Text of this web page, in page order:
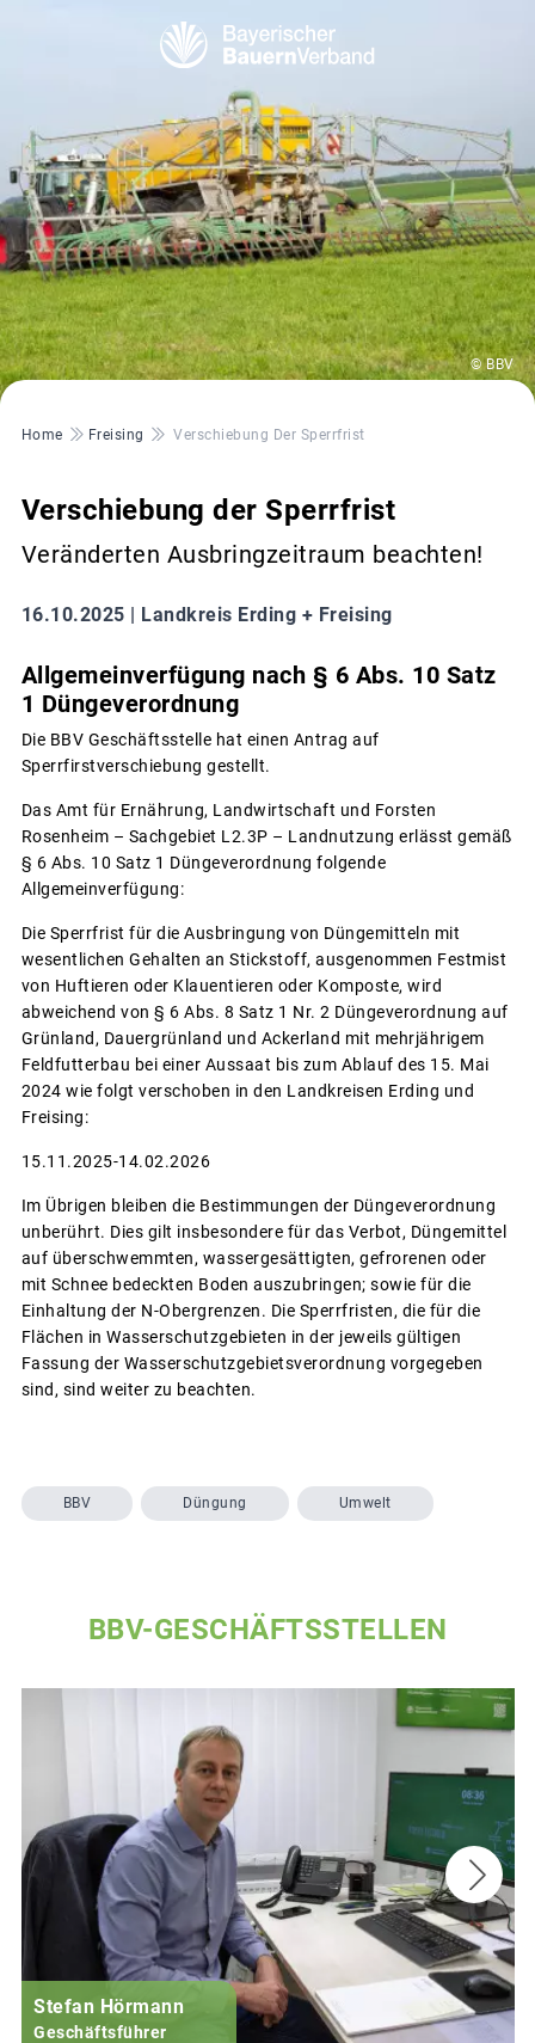
© BBV
Pfadnavigation
Home Freising Verschiebung Der Sperrfrist
Verschiebung der Sperrfrist
Veränderten Ausbringzeitraum beachten!
16.10.2025 | Landkreis Erding + Freising
Allgemeinverfügung nach § 6 Abs. 10 Satz
1 Düngeverordnung
Die BBV Geschäftsstelle hat einen Antrag auf
Sperrfirstverschiebung gestellt.
Das Amt für Ernährung, Landwirtschaft und Forsten
Rosenheim – Sachgebiet L2.3P – Landnutzung erlässt gemäß
§ 6 Abs. 10 Satz 1 Düngeverordnung folgende
Allgemeinverfügung:
Die Sperrfrist für die Ausbringung von Düngemitteln mit
wesentlichen Gehalten an Stickstoff, ausgenommen Festmist
von Huftieren oder Klauentieren oder Komposte, wird
abweichend von § 6 Abs. 8 Satz 1 Nr. 2 Düngeverordnung auf
Grünland, Dauergrünland und Ackerland mit mehrjährigem
Feldfutterbau bei einer Aussaat bis zum Ablauf des 15. Mai
2024 wie folgt verschoben in den Landkreisen Erding und
Freising:
15.11.2025-14.02.2026
Im Übrigen bleiben die Bestimmungen der Düngeverordnung
unberührt. Dies gilt insbesondere für das Verbot, Düngemittel
auf überschwemmten, wassergesättigten, gefrorenen oder
mit Schnee bedeckten Boden auszubringen; sowie für die
Einhaltung der N-Obergrenzen. Die Sperrfristen, die für die
Flächen in Wasserschutzgebieten in der jeweils gültigen
Fassung der Wasserschutzgebietsverordnung vorgegeben
sind, sind weiter zu beachten.
BBV Düngung Umwelt
BBV-GESCHÄFTSSTELLEN
Stefan Hörmann
Geschäftsführer